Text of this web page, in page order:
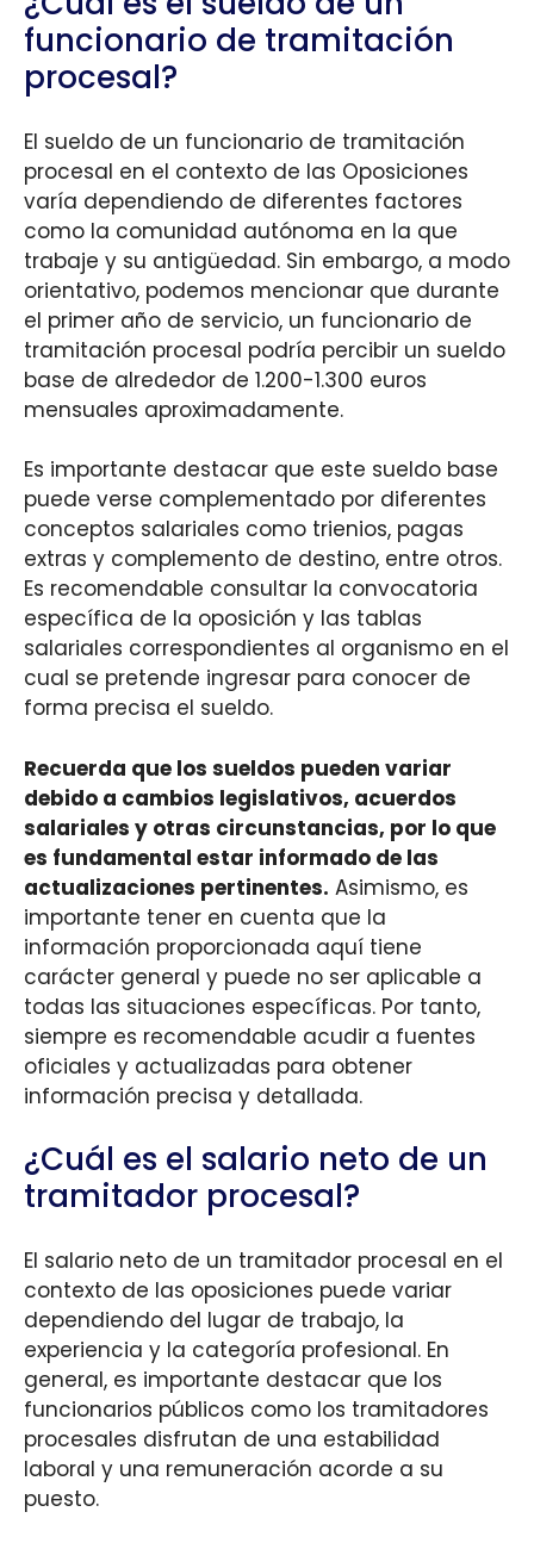
funcionario de tramitación
procesal?
El sueldo de un funcionario de tramitación
procesal en el contexto de las Oposiciones
varía dependiendo de diferentes factores
como la comunidad autónoma en la que
trabaje y su antigüedad. Sin embargo, a modo
orientativo, podemos mencionar que durante
el primer año de servicio, un funcionario de
tramitación procesal podría percibir un sueldo
base de alrededor de 1.200-1.300 euros
mensuales aproximadamente.
Es importante destacar que este sueldo base
puede verse complementado por diferentes
conceptos salariales como trienios, pagas
extras y complemento de destino, entre otros.
Es recomendable consultar la convocatoria
específica de la oposición y las tablas
salariales correspondientes al organismo en el
cual se pretende ingresar para conocer de
forma precisa el sueldo.
Recuerda que los sueldos pueden variar
debido a cambios legislativos, acuerdos
salariales y otras circunstancias, por lo que
es fundamental estar informado de las
actualizaciones pertinentes. Asimismo, es
importante tener en cuenta que la
información proporcionada aquí tiene
carácter general y puede no ser aplicable a
todas las situaciones específicas. Por tanto,
siempre es recomendable acudir a fuentes
oficiales y actualizadas para obtener
información precisa y detallada.
¿Cuál es el salario neto de un
tramitador procesal?
El salario neto de un tramitador procesal en el
contexto de las oposiciones puede variar
dependiendo del lugar de trabajo, la
experiencia y la categoría profesional. En
general, es importante destacar que los
funcionarios públicos como los tramitadores
procesales disfrutan de una estabilidad
laboral y una remuneración acorde a su
puesto.